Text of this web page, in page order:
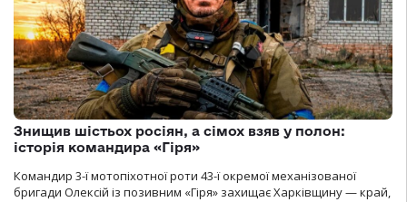
Знищив шістьох росіян, а сімох взяв у полон:
історія командира «Гіря»
Командир 3-ї мотопіхотної роти 43-ї окремої механізованої
бригади Олексій із позивним «Гіря» захищає Харківщину — край,